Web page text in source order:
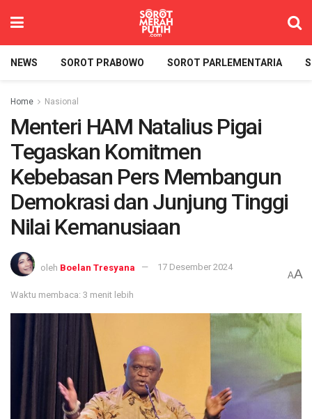
NEWS SOROT PRABOWO SOROT PARLEMENTARIA
Home Nasional
Menteri HAM Natalius Pigai
Tegaskan Komitmen
Kebebasan Pers Membangun
Demokrasi dan Junjung Tinggi
Nilai Kemanusiaan
oleh Boelan Tresyana 17 Desember 2024
Waktu membaca: 3 menit lebih
AA